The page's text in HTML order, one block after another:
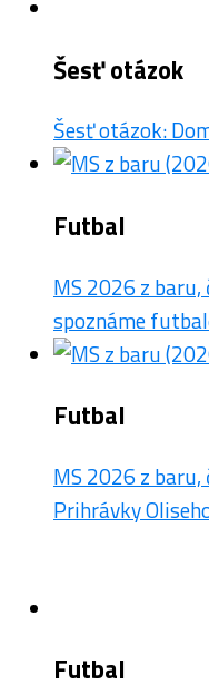
Šesť otázok
Šesť otázok:
Futbal
MS 2026 z
spoznáme
Futbal
MS 2026 z
Prihrávky
Futbal